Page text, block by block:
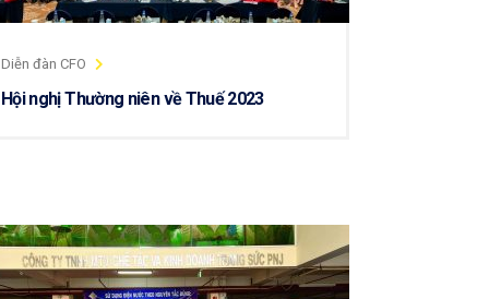
Diễn đàn CFO
Hội nghị Thường niên về Thuế 2023